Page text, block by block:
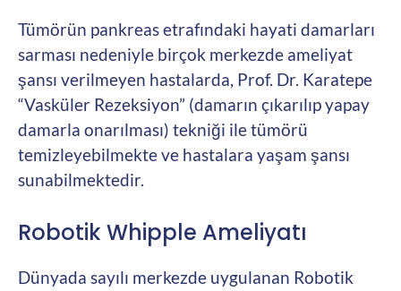
Tümörün pankreas etrafındaki hayati damarları
sarması nedeniyle birçok merkezde ameliyat
şansı verilmeyen hastalarda, Prof. Dr. Karatepe
“Vasküler Rezeksiyon” (damarın çıkarılıp yapay
damarla onarılması) tekniği ile tümörü
temizleyebilmekte ve hastalara yaşam şansı
sunabilmektedir.
Robotik Whipple Ameliyatı
Dünyada sayılı merkezde uygulanan Robotik